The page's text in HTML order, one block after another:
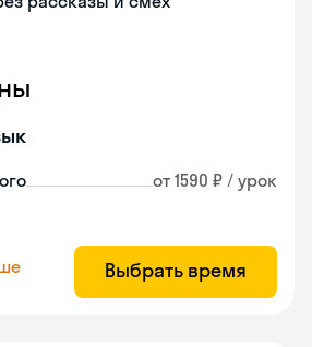
от 1590 ₽ / урок
Выбрать время